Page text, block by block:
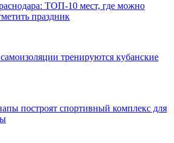
ТОП-10 мест, где можно
праздник
тренируются кубанские
построят спортивный комплекс для